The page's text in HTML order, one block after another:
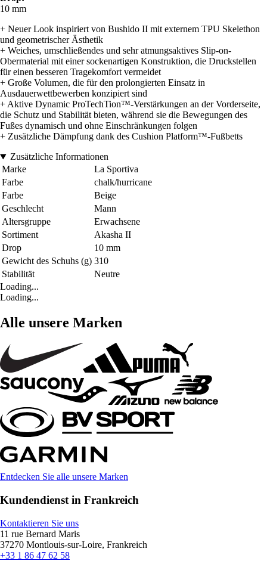
10 mm
+ Neuer Look inspiriert von Bushido II mit externem TPU Skelethon
und geometrischer Ästhetik
+ Weiches, umschließendes und sehr atmungsaktives Slip-on-
Obermaterial mit einer sockenartigen Konstruktion, die Druckstellen
für einen besseren Tragekomfort vermeidet
+ Große Volumen, die für den prolongierten Einsatz in
Ausdauerwettbewerben konzipiert sind
+ Aktive Dynamic ProTechTion™-Verstärkungen an der Vorderseite,
die Schutz und Stabilität bieten, während sie die Bewegungen des
Fußes dynamisch und ohne Einschränkungen folgen
+ Zusätzliche Dämpfung dank des Cushion Platform™-Fußbetts
Zusätzliche Informationen
Marke
La Sportiva
Farbe
chalk/hurricane
Farbe
Beige
Geschlecht
Mann
Altersgruppe
Erwachsene
Sortiment
Akasha II
Drop
10 mm
Gewicht des Schuhs (g) 310
Stabilität
Neutre
Loading...
Loading...
Alle unsere Marken
Entdecken Sie alle unsere Marken
Kundendienst in Frankreich
Kontaktieren Sie uns
11 rue Bernard Maris
37270 Montlouis-sur-Loire, Frankreich
+33 1 86 47 62 58